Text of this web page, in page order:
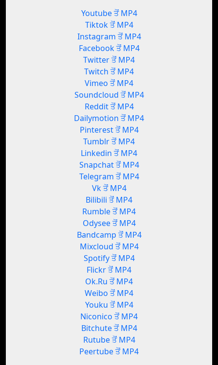
Youtube ਤੋਂ MP4
Tiktok ਤੋਂ MP4
Instagram ਤੋਂ MP4
Facebook ਤੋਂ MP4
Twitter ਤੋਂ MP4
Twitch ਤੋਂ MP4
Vimeo ਤੋਂ MP4
Soundcloud ਤੋਂ MP4
Reddit ਤੋਂ MP4
Dailymotion ਤੋਂ MP4
Pinterest ਤੋਂ MP4
Tumblr ਤੋਂ MP4
Linkedin ਤੋਂ MP4
Snapchat ਤੋਂ MP4
Telegram ਤੋਂ MP4
Vk ਤੋਂ MP4
Bilibili ਤੋਂ MP4
Rumble ਤੋਂ MP4
Odysee ਤੋਂ MP4
Bandcamp ਤੋਂ MP4
Mixcloud ਤੋਂ MP4
Spotify ਤੋਂ MP4
Flickr ਤੋਂ MP4
Ok.Ru ਤੋਂ MP4
Weibo ਤੋਂ MP4
Youku ਤੋਂ MP4
Niconico ਤੋਂ MP4
Bitchute ਤੋਂ MP4
Rutube ਤੋਂ MP4
Peertube ਤੋਂ MP4